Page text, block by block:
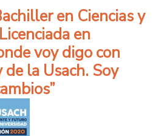
en Ciencias y
en
voy digo con
la Usach. Soy